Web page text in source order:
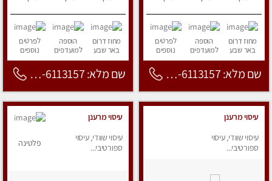
מחוז דרום
באר שבע
הוספה
למועדפים
לפרטים
נוספים
שם מלא: 053-6113157
מחוז דרום
באר שבע
הוספה
למועדפים
לפרטים
נוספים
שם מלא: 053-6113157
עיסוי מרענן
עיסוי שוודי, עיסוי
ספורטיבי...
עיסוי מרענן
עיסוי שוודי, עיסוי
ספורטיבי...
פלטינה